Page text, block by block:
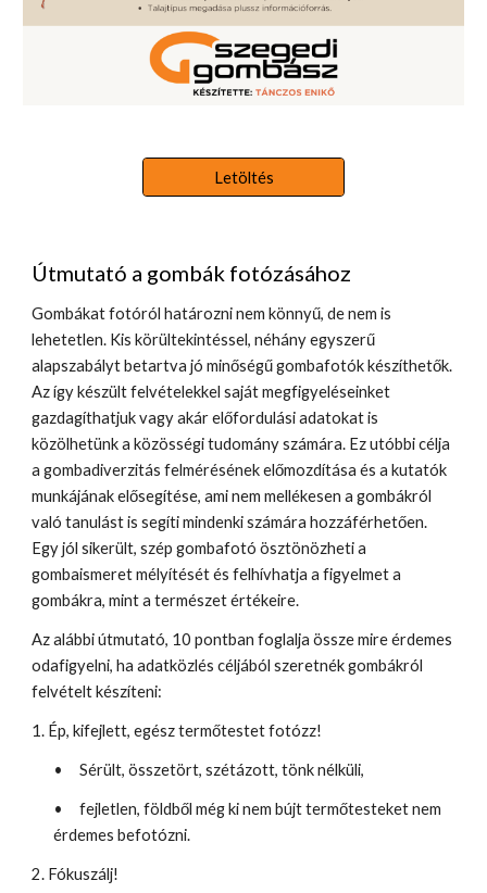
Letöltés
Útmutató a gombák fotózásához
Gombákat fotóról határozni nem könnyű, de nem is
lehetetlen. Kis körültekintéssel, néhány egyszerű
alapszabályt betartva jó minőségű gombafotók készíthetők.
Az így készült felvételekkel saját megfigyeléseinket
gazdagíthatjuk vagy akár előfordulási adatokat is
közölhetünk a közösségi tudomány számára. Ez utóbbi célja
a gombadiverzitás felmérésének előmozdítása és a kutatók
munkájának elősegítése, ami nem mellékesen a gombákról
való tanulást is segíti mindenki számára hozzáférhetően.
Egy jól sikerült, szép gombafotó ösztönözheti a
gombaismeret mélyítését és felhívhatja a figyelmet a
gombákra, mint a természet értékeire.
Az alábbi útmutató, 10 pontban foglalja össze mire érdemes
odafigyelni, ha adatközlés céljából szeretnék gombákról
felvételt készíteni:
1. Ép, kifejlett, egész termőtestet fotózz!
• Sérült, összetört, szétázott, tönk nélküli,
•
fejletlen, földből még ki nem bújt termőtesteket nem
érdemes befotózni.
2. Fókuszálj!